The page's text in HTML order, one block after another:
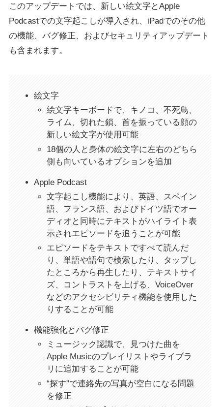
このアップデートでは、新しい絵文字とApple
Podcastでの文字起こしが導入され、iPadでのその他
の機能、バグ修正、およびセキュリティアップデート
も含まれます。
絵文字
絵文字キーボードで、キノコ、不死鳥、
ライム、切れた鎖、首を振っている顔の
新しい絵文字が使用可能
18個の人と身体の絵文字に左右のどちら
側も向いているオプションを追加
Apple Podcast
文字起こし機能により、英語、スペイン
語、フランス語、およびドイツ語でオー
ディオと同時にテキストがハイライト表
示されエピソードを追うことが可能
エピソードをテキストですべて読んだ
り、単語や語句で検索したり、タップし
たところから再生したり、テキストサイ
ズ、コントラストを上げる、VoiceOver
などのアクセシビリティ機能を使用した
りすることが可能
機能強化とバグ修正
ミュージック認識で、見つけた曲を
Apple Musicのプレイリストやライブラ
リに追加することが可能
“探す”で連絡先の写真が空白になる問題
を修正